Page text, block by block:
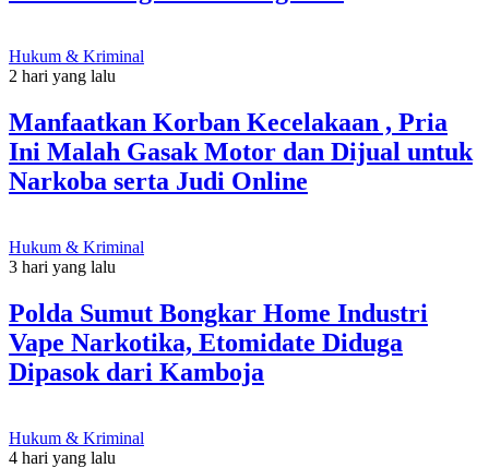
Hukum & Kriminal
2 hari yang lalu
Manfaatkan Korban Kecelakaan , Pria
Ini Malah Gasak Motor dan Dijual untuk
Narkoba serta Judi Online
Hukum & Kriminal
3 hari yang lalu
Polda Sumut Bongkar Home Industri
Vape Narkotika, Etomidate Diduga
Dipasok dari Kamboja
Hukum & Kriminal
4 hari yang lalu